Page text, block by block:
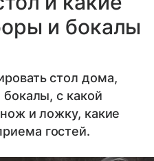
и бокалы
стол дома,
бокалы, с какой
и ложку, какие
гостей.